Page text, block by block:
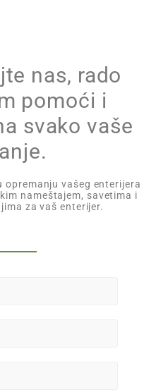
nas, rado
pomoći i
svako vaše
opremanju vašeg enterijera
nameštajem, savetima i
za vaš enterijer.